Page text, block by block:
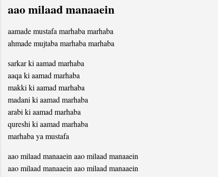
aao milaad manaaein
aamade mustafa marhaba marhaba
ahmade mujtaba marhaba marhaba
sarkar ki aamad marhaba
aaqa ki aamad marhaba
makki ki aamad marhaba
madani ki aamad marhaba
arabi ki aamad marhaba
qureshi ki aamad marhaba
marhaba ya mustafa
aao milaad manaaein aao milaad manaaein
aao milaad manaaein aao milaad manaaein